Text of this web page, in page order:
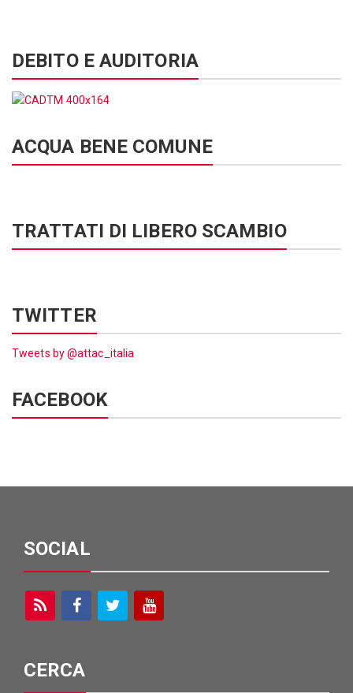
DEBITO E AUDITORIA
ACQUA BENE COMUNE
TRATTATI DI LIBERO SCAMBIO
TWITTER
Tweets by @attac_italia
FACEBOOK
SOCIAL
CERCA